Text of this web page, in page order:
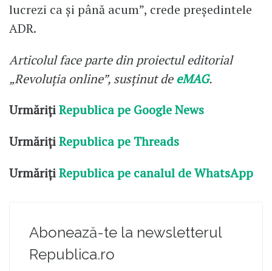
lucrezi ca și până acum”, crede președintele
ADR.
Articolul face parte din proiectul editorial
„Revoluția online”, susținut deeMAG.
UrmărițiRepublica pe Google News
UrmărițiRepublica pe Threads
UrmărițiRepublica pe canalul de WhatsApp
Abonează-te la newsletterul
Republica.ro